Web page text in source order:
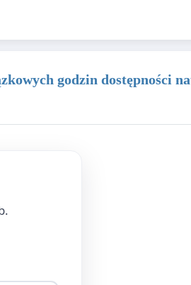
godzin dostępności